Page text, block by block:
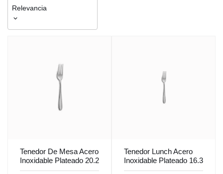
Relevancia
Tenedor De Mesa Acero
Inoxidable Plateado 20.2
Cm Tulip Pro.mundi
Tenedor Lunch Acero
Inoxidable Plateado 16.3
Cm Tulip Pro.mundi